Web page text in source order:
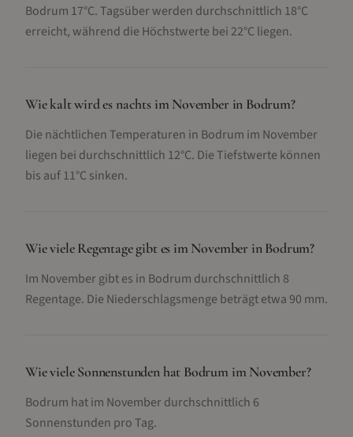
Bodrum 17°C. Tagsüber werden durchschnittlich 18°C
erreicht, während die Höchstwerte bei 22°C liegen.
Wie kalt wird es nachts im November in Bodrum?
Die nächtlichen Temperaturen in Bodrum im November
liegen bei durchschnittlich 12°C. Die Tiefstwerte können
bis auf 11°C sinken.
Wie viele Regentage gibt es im November in Bodrum?
Im November gibt es in Bodrum durchschnittlich 8
Regentage. Die Niederschlagsmenge beträgt etwa 90 mm.
Wie viele Sonnenstunden hat Bodrum im November?
Bodrum hat im November durchschnittlich 6
Sonnenstunden pro Tag.